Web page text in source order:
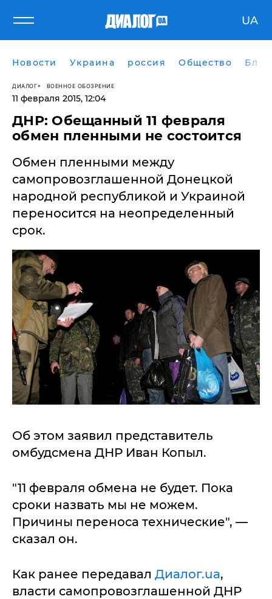
UA
Новости Украина россия Общество
ДИАЛОГ ВОЕННОЕ ОБОЗРЕНИЕ
11 февраля 2015, 12:04
ДНР: Обещанный 11 февраля
обмен пленными не состоится
Обмен пленными между
самопровозглашенной Донецкой
народной республикой и Украиной
переносится на неопределенный
срок.
Об этом заявил представитель
омбудсмена ДНР Иван Копыл.
"11 февраля обмена не будет. Пока
сроки назвать мы не можем.
Причины переноса технические", —
сказал он.
Как ранее передавал Диалог.ua,
власти самопровозглашенной ДНР